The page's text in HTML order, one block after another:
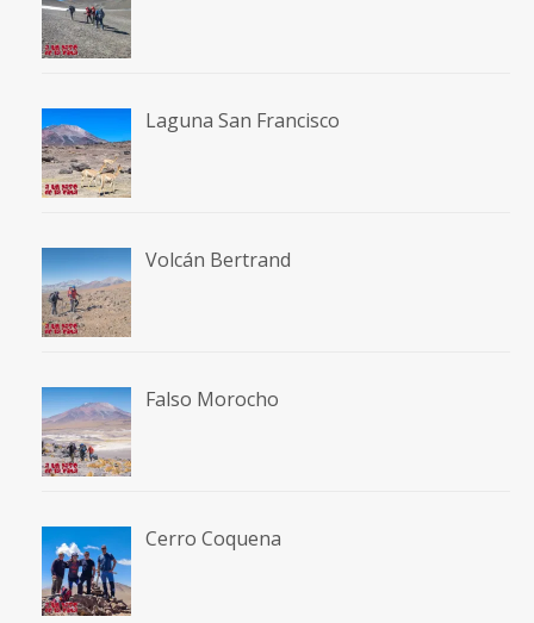
Laguna San Francisco
Volcán Bertrand
Falso Morocho
Cerro Coquena